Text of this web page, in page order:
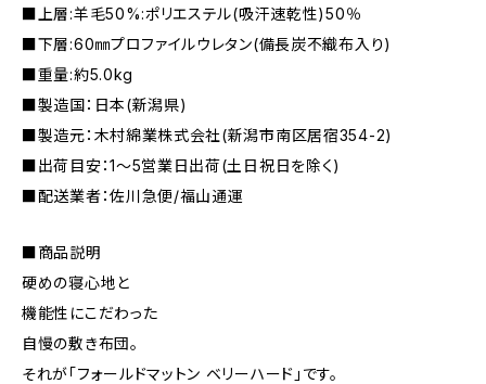
■上層:羊毛50%:ポリエステル(吸汗速乾性)50％
■下層:60㎜プロファイルウレタン(備長炭不織布入り)
■重量:約5.0kg
■製造国：日本(新潟県)
■製造元：木村綿業株式会社(新潟市南区居宿354-2)
■出荷目安：1〜5営業日出荷(土日祝日を除く)
■配送業者：佐川急便/福山通運
■商品説明
硬めの寝心地と
機能性にこだわった
自慢の敷き布団。
それが「フォールドマットン ベリーハード」です。